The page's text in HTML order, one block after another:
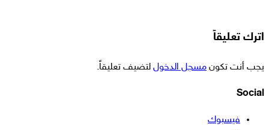
اترك تعليقاً
يجب أنت تكون مسجل الدخول لتضيف تعليقاً.
Social
فيسبوك